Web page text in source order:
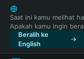
English
日本語
Tiếng Việt
Русский
Español
Saat ini kamu melihat
Apakah kamu ingin
Beralih ke
English